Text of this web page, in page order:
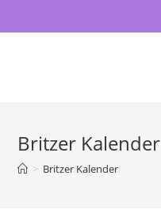
Britzer Kalender
> Britzer Kalender